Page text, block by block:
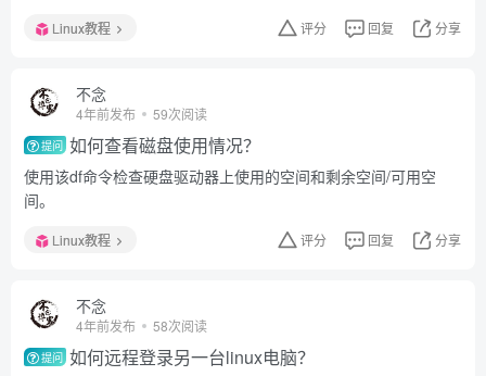
Linux教程 评分 回复 分享
不念
4年前发布 59次阅读
提问 如何查看磁盘使用情况？
使用该df命令检查硬盘驱动器上使用的空间和剩余空间/可用空
间。
Linux教程 评分 回复 分享
不念
4年前发布 58次阅读
提问 如何远程登录另一台linux电脑？